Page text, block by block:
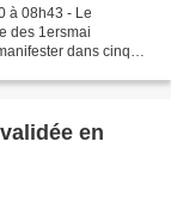
à 08h43 - Le
des 1ersmai
dans cinq
en